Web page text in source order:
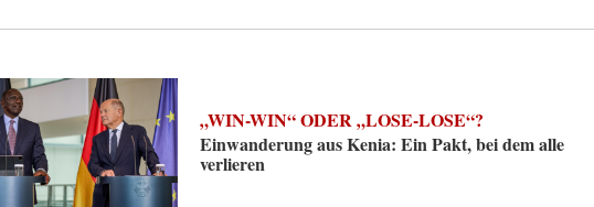
„WIN-WIN“ ODER „LOSE-LOSE“?
Einwanderung aus Kenia: Ein Pakt, bei dem alle
verlieren